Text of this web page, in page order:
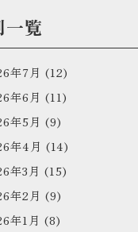
一覧
年7月 (12)
年6月 (11)
年5月 (9)
年4月 (14)
年3月 (15)
年2月 (9)
年1月 (8)